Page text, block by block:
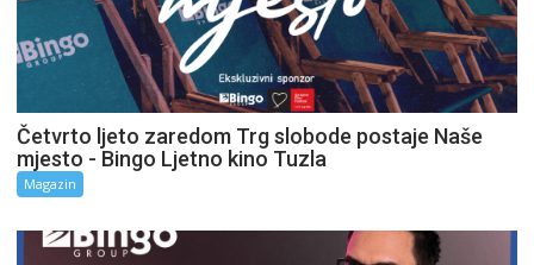
Četvrto ljeto zaredom Trg slobode postaje Naše
mjesto - Bingo Ljetno kino Tuzla
Magazin